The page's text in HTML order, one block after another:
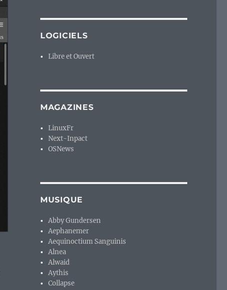
LOGICIELS
Libre et Ouvert
MAGAZINES
LinuxFr
Next-Inpact
OSNews
MUSIQUE
Abby Gundersen
Aephanemer
Aequinoctium Sanguinis
Alnea
Alwaid
Aythis
Collapse